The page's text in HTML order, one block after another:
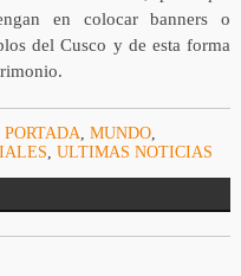
en colocar banners o
del Cusco y de esta forma
PORTADA, MUNDO,
, ULTIMAS NOTICIAS